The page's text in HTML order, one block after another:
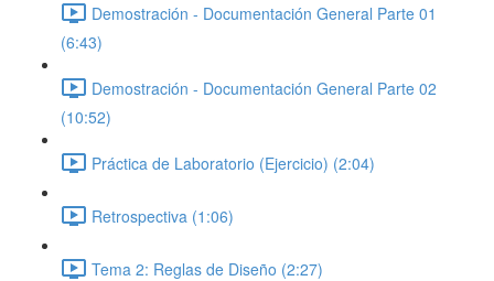
Demostración - Documentación General Parte 01
(6:43)
Demostración - Documentación General Parte 02
(10:52)
Práctica de Laboratorio (Ejercicio) (2:04)
Retrospectiva (1:06)
Tema 2: Reglas de Diseño (2:27)